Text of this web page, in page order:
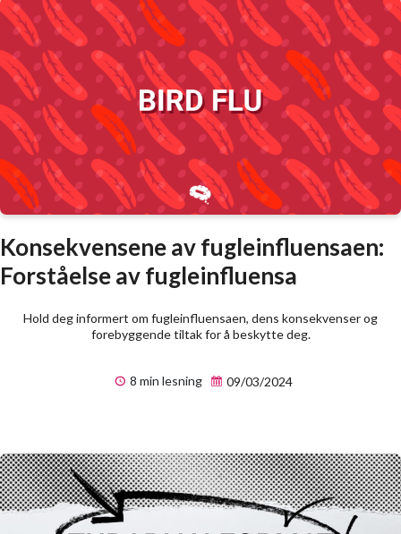
Konsekvensene av fugleinfluensaen:
Forståelse av fugleinfluensa
Hold deg informert om fugleinfluensaen, dens konsekvenser og
forebyggende tiltak for å beskytte deg.
8 min lesning 09/03/2024